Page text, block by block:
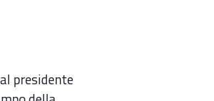
presidente